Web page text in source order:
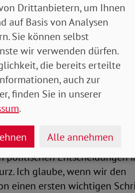
Podcaster und sieht Hartz
und der
sich nur noch egoistische
nur alleine durchboxen
„In der
ein Bürgergeld wäre
Niedersachsen, Dirk
politischen Entscheidungen
Ich glaube, wenn wir den
einen ersten wichtigen
Drittanbietern, um Ihnen
auf Basis von Analysen
Sie können selbst
wir verwenden dürfen.
die bereits erteilte
auch zur
finden Sie in unserer
.
Alle annehmen